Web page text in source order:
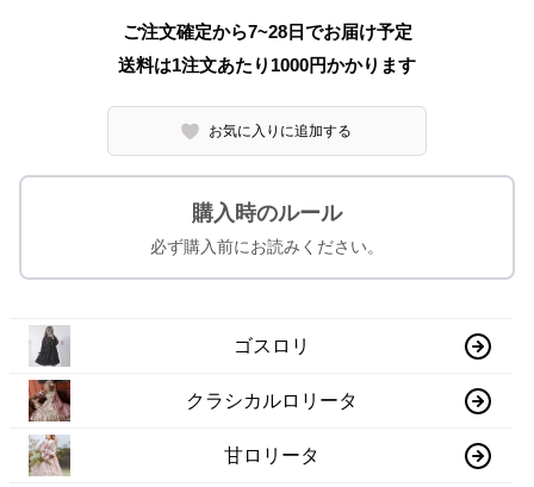
ご注文確定から7~28日でお届け予定
送料は1注文あたり 1000円かかります
お気に入りに追加する
購入時のルール
必ず購入前にお読みください。
ゴスロリ
クラシカルロリータ
甘ロリータ